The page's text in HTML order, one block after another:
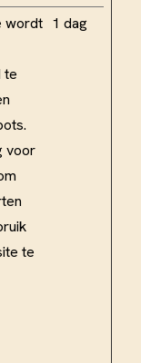
wordt
te
voor
te
1 dag